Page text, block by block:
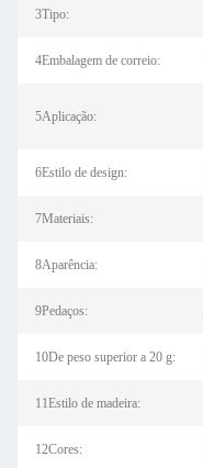
3Tipo:
4Embalagem de correio:
5Aplicação:
6Estilo de design:
7Materiais:
8Aparência:
9Pedaços:
10De peso superior a 20 g:
11Estilo de madeira:
12Cores: